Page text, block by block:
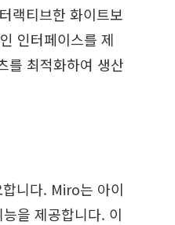
랙티브한 화이트보
인터페이스를 제
를 최적화하여 생산
니다. Miro는 아이
을 제공합니다. 이